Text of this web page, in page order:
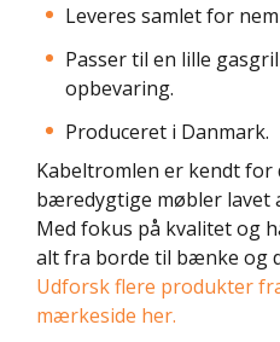
Leveres samlet for
Passer til en lille
opbevaring.
Produceret i Danmark.
Kabeltromlen er kendt for
bæredygtige møbler lavet
Med fokus på kvalitet og
alt fra borde til bænke og
Udforsk flere produkter
mærkeside her.